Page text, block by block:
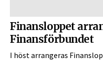
Finansloppet
Finansförbundet
I höst arrangeras